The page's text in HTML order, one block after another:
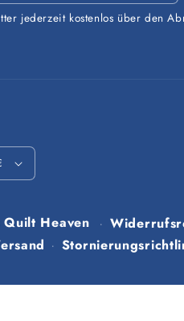
jederzeit kostenlos über den
€
Quilt Heaven